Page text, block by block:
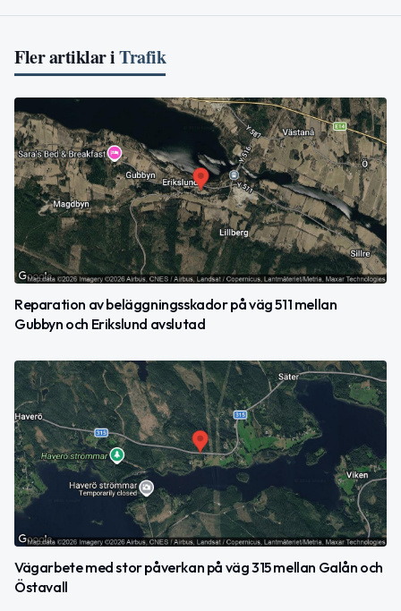
Fler artiklar iTrafik
Reparation av beläggningsskador på väg 511 mellan
Gubbyn och Erikslund avslutad
Vägarbete med stor påverkan på väg 315 mellan Galån och
Östavall